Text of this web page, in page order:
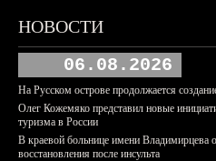
НОВОСТИ
06.08.2026
На Русском острове продолжается
Олег Кожемяко представил новые
туризма в России
В краевой больнице имени Владимирцева
восстановления после инсульта